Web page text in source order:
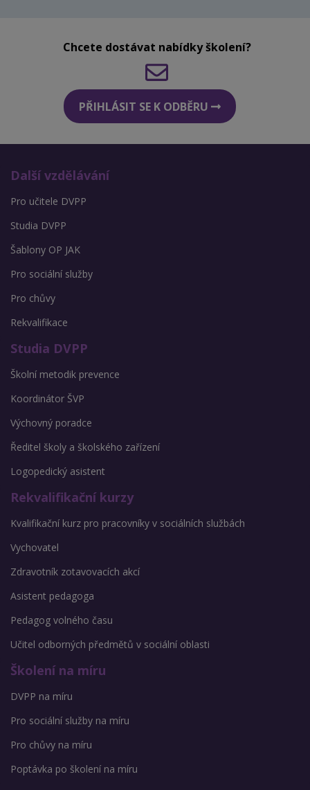
Chcete dostávat nabídky školení?
PŘIHLÁSIT SE K ODBĚRU
Další vzdělávání
Pro učitele DVPP
Studia DVPP
Šablony OP JAK
Pro sociální služby
Pro chůvy
Rekvalifikace
Studia DVPP
Školní metodik prevence
Koordinátor ŠVP
Výchovný poradce
Ředitel školy a školského zařízení
Logopedický asistent
Rekvalifikační kurzy
Kvalifikační kurz pro pracovníky v sociálních službách
Vychovatel
Zdravotník zotavovacích akcí
Asistent pedagoga
Pedagog volného času
Učitel odborných předmětů v sociální oblasti
Školení na míru
DVPP na míru
Pro sociální služby na míru
Pro chůvy na míru
Poptávka po školení na míru